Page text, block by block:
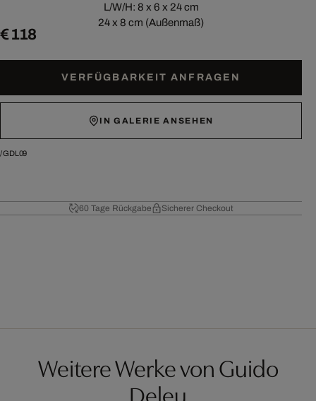
L/W/H: 8 x 6 x 24 cm
24 x 8 cm (Außenmaß)
€ 118
VERFÜGBARKEIT ANFRAGEN
IN GALERIE ANSEHEN
/GDL09
60 Tage Rückgabe Sicherer Checkout
Weitere Werke von Guido
Deleu